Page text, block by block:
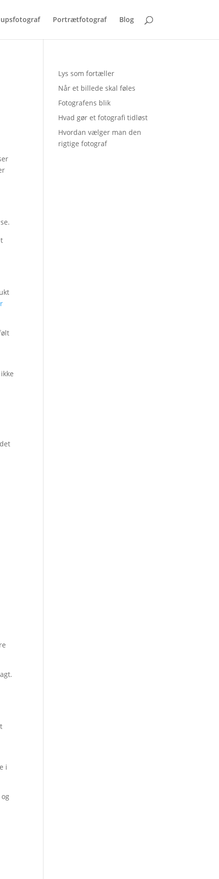
Portrætfotograf Blog
i
Lys som fortæller
Når et billede skal føles
Fotografens blik
Hvad gør et fotografi tidløst
Hvordan vælger man den
rigtige fotograf